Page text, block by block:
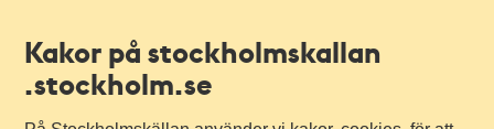
Kakor på stockholmskallan
.stockholm.se